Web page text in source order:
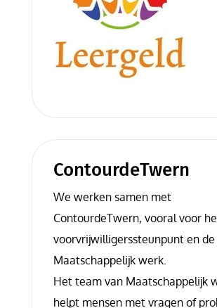
ContourdeTwern
We werken samen met
ContourdeTwern, vooral voor
voorvrijwilligerssteunpunt en
Maatschappelijk werk.
Het team van Maatschappelijk
helpt mensen met vragen of